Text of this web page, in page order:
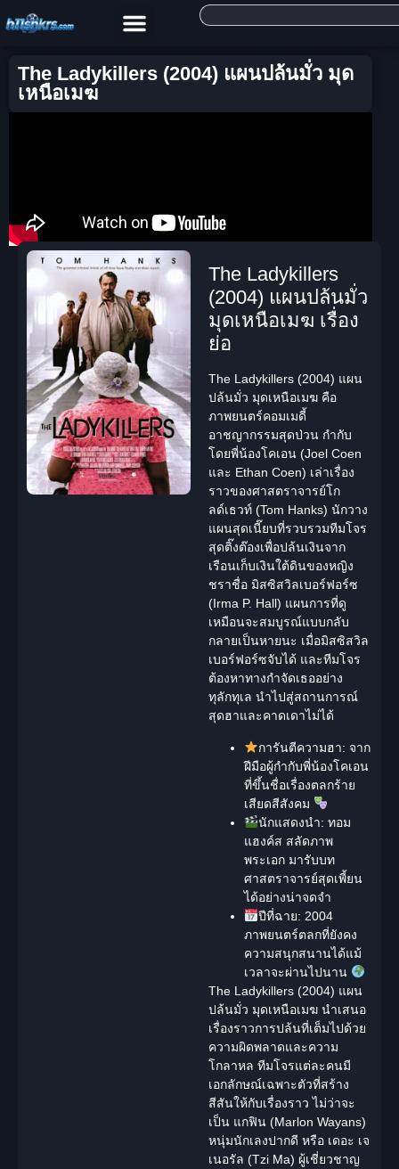
The Ladykillers (2004) แผนปล้นมั่ว มุด
เหนือเมฆ
The Ladykillers
(2004) แผนปล้นมั่ว
มุดเหนือเมฆ เรื่อง
ย่อ
The Ladykillers (2004) แผน
ปล้นมั่ว มุดเหนือเมฆ คือ
ภาพยนตร์คอมเมดี้
อาชญากรรมสุดป่วน กำกับ
โดยพี่น้องโคเอน (Joel Coen
และ Ethan Coen) เล่าเรื่อง
ราวของศาสตราจารย์โก
ลด์เธวท์ (Tom Hanks) นักวาง
แผนสุดเนี๊ยบที่รวบรวมทีมโจร
สุดติ๊งต๊องเพื่อปล้นเงินจาก
เรือนเก็บเงินใต้ดินของหญิง
ชราชื่อ มิสซิสวิลเบอร์ฟอร์ซ
(Irma P. Hall) แผนการที่ดู
เหมือนจะสมบูรณ์แบบกลับ
กลายเป็นหายนะ เมื่อมิสซิสวิล
เบอร์ฟอร์ซจับได้ และทีมโจร
ต้องหาทางกำจัดเธออย่าง
ทุลักทุเล นำไปสู่สถานการณ์
สุดฮาและคาดเดาไม่ได้
การันตีความฮา: จาก
ฝีมือผู้กำกับพี่น้องโคเอน
ที่ขึ้นชื่อเรื่องตลกร้าย
เสียดสีสังคม
นักแสดงนำ: ทอม
แฮงค์ส สลัดภาพ
พระเอก มารับบท
ศาสตราจารย์สุดเพี้ยน
ได้อย่างน่าจดจำ
ปีที่ฉาย: 2004
ภาพยนตร์ตลกที่ยังคง
ความสนุกสนานได้แม้
เวลาจะผ่านไปนาน
The Ladykillers (2004) แผน
ปล้นมั่ว มุดเหนือเมฆ นำเสนอ
เรื่องราวการปล้นที่เต็มไปด้วย
ความผิดพลาดและความ
โกลาหล ทีมโจรแต่ละคนมี
เอกลักษณ์เฉพาะตัวที่สร้าง
สีสันให้กับเรื่องราว ไม่ว่าจะ
เป็น แกฟิน (Marlon Wayans)
หนุ่มนักเลงปากดี หรือ เดอะ เจ
เนอรัล (Tzi Ma) ผู้เชี่ยวชาญ